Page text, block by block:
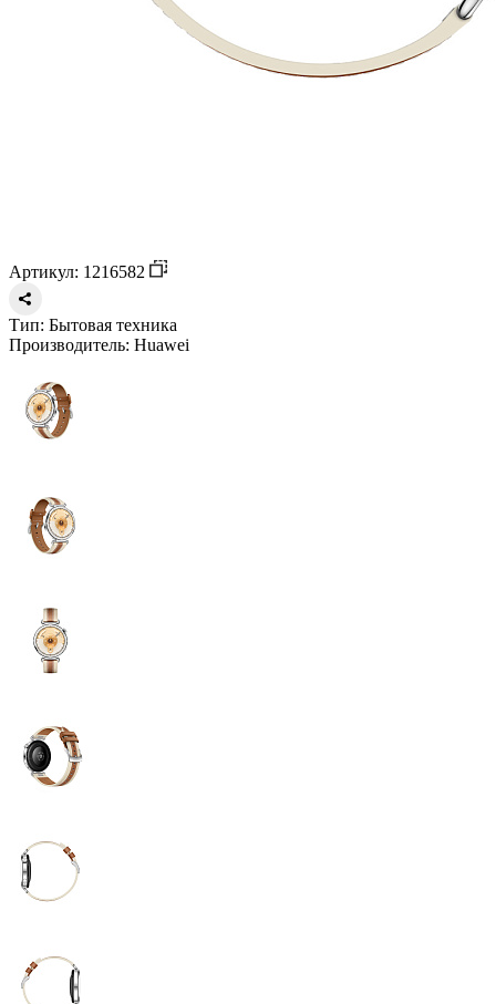
Артикул: 1216582
Тип: Бытовая техника
Производитель: Huawei